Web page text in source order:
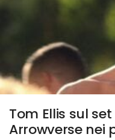
Tom Ellis sul
Arrowverse nei